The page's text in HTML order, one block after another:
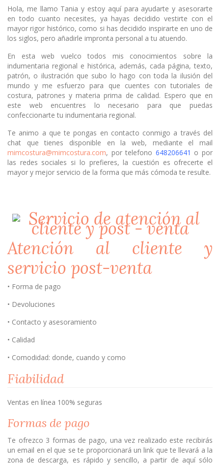
Hola, me llamo Tania y estoy aquí para ayudarte y asesorarte
en todo cuanto necesites, ya hayas decidido vestirte con el
mayor rigor histórico, como si has decidido inspirarte en uno de
los siglos, pero añadirle impronta personal a tu atuendo.
En esta web vuelco todos mis conocimientos sobre la
indumentaria regional e histórica, además, cada página, texto,
patrón, o ilustración que subo lo hago con toda la ilusión del
mundo y me esfuerzo para que cuentes con tutoriales de
costura, patrones y materia prima de calidad. Espero que en
este web encuentres lo necesario para que puedas
confeccionarte tu indumentaria regional.
Te animo a que te pongas en contacto conmigo a través del
chat que tienes disponible en la web, mediante el mail
mimcostura@mimcostura.com, por telefono 648206641 o por
las redes sociales si lo prefieres, la cuestión es ofrecerte el
mayor y mejor servicio de la forma que más cómoda te resulte.
Atención al cliente y
servicio post-venta
• Forma de pago
• Devoluciones
• Contacto y asesoramiento
• Calidad
• Comodidad: donde, cuando y como
Fiabilidad
Ventas en línea 100% seguras
Formas de pago
Te ofrezco 3 formas de pago, una vez realizado este recibirás
un email en el que se te proporcionará un link que te llevará a la
zona de descarga, es rápido y sencillo, a partir de aquí sólo